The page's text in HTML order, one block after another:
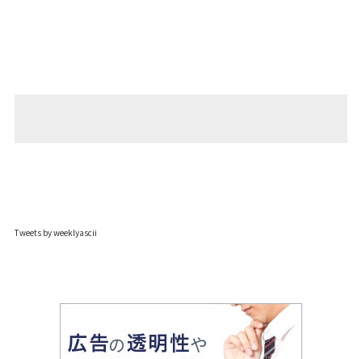
Tweets by weeklyascii